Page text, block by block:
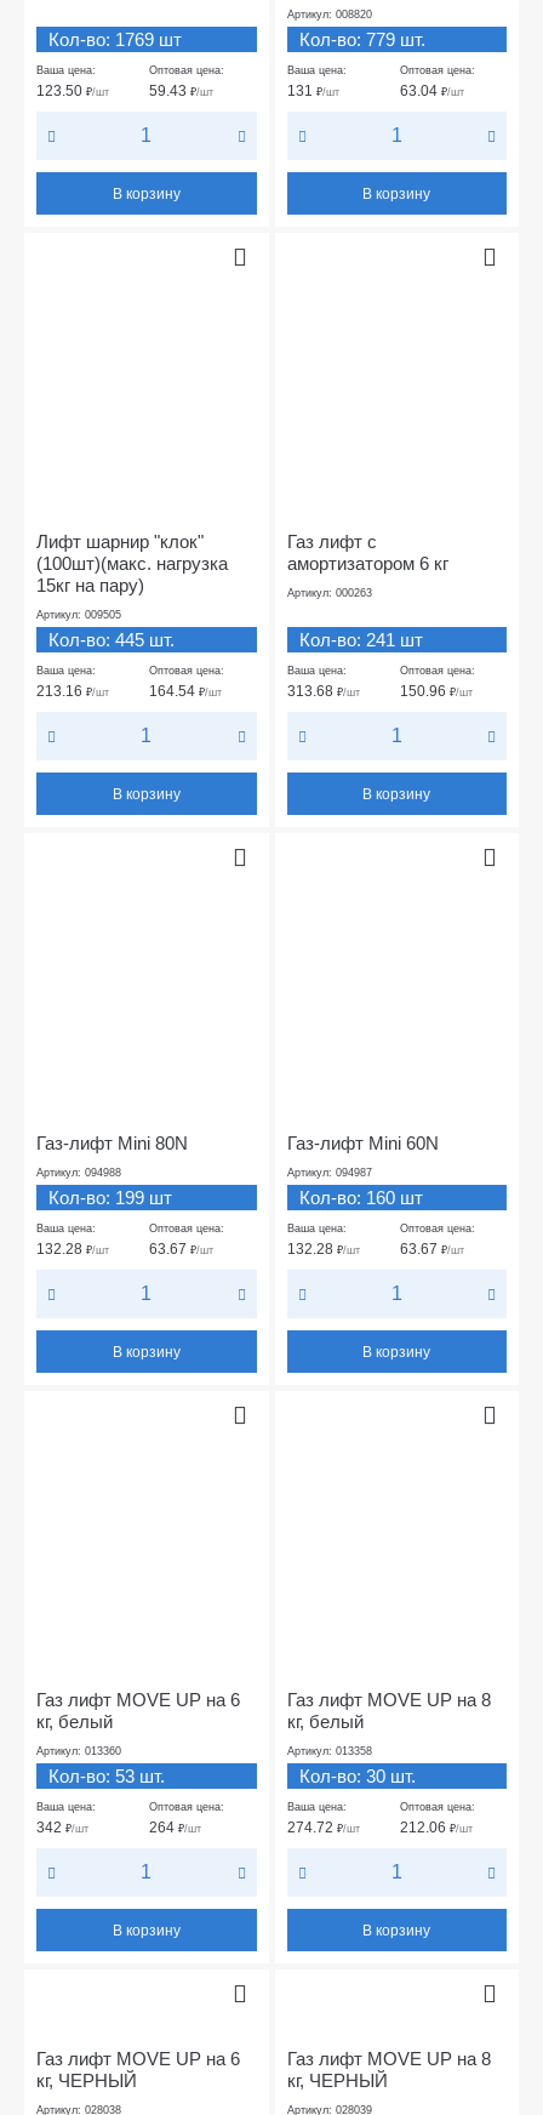
Кол-во: 1769 шт
Ваша цена:
123.50 ₽/шт
Оптовая цена:
59.43₽/шт
В корзину
Артикул: 008820
Кол-во: 779 шт.
Ваша цена:
131 ₽/шт
Оптовая цена:
63.04 ₽/шт
В корзину
Лифт шарнир "клок"
(100шт)(макс. нагрузка
15кг на пару)
Артикул: 009505
Кол-во: 445 шт.
Ваша цена:
213.16 ₽/шт
Оптовая цена:
164.54₽/шт
В корзину
Газ лифт с
амортизатором 6 кг
Артикул: 000263
Кол-во: 241 шт
Ваша цена:
313.68 ₽/шт
Оптовая цена:
150.96 ₽/шт
В корзину
Газ-лифт Mini 80N
Артикул: 094988
Кол-во: 199 шт
Ваша цена:
132.28 ₽/шт
Оптовая цена:
63.67₽/шт
В корзину
Газ-лифт Mini 60N
Артикул: 094987
Кол-во: 160 шт
Ваша цена:
132.28 ₽/шт
Оптовая цена:
63.67 ₽/шт
В корзину
Газ лифт MOVE UP на 6
кг, белый
Артикул: 013360
Кол-во: 53 шт.
Ваша цена:
342 ₽/шт
Оптовая цена:
264₽/шт
В корзину
Газ лифт MOVE UP на 8
кг, белый
Артикул: 013358
Кол-во: 30 шт.
Ваша цена:
274.72 ₽/шт
Оптовая цена:
212.06 ₽/шт
В корзину
Газ лифт MOVE UP на 6
кг, ЧЕРНЫЙ
Артикул: 028038
Газ лифт MOVE UP на 8
кг, ЧЕРНЫЙ
Артикул: 028039